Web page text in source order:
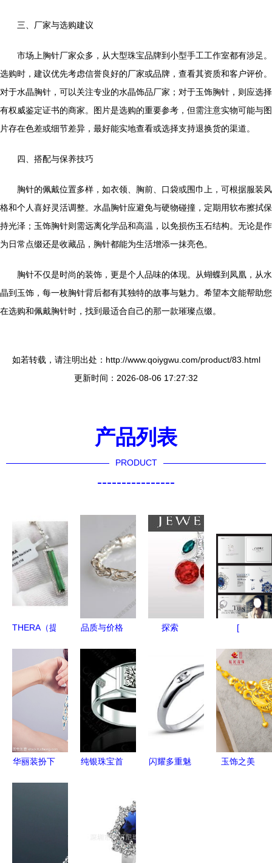
三、厂家与选购建议
市场上胸针厂家众多，从大型珠宝品牌到小型手工工作室都有涉足。
选购时，建议优先考虑信誉良好的厂家或品牌，查看其资质和客户评价。
对于水晶胸针，可以关注专业的水晶饰品厂家；对于玉饰胸针，则应选择
有权威鉴定证书的商家。图片是选购的重要参考，但需注意实物可能与图
片存在色差或细节差异，最好能实地查看或选择支持退换货的渠道。
四、搭配与保养技巧
胸针的佩戴位置多样，如衣领、胸前、口袋或围巾上，可根据服装风
格和个人喜好灵活调整。水晶胸针应避免与硬物碰撞，定期用软布擦拭保
持光泽；玉饰胸针则需远离化学品和高温，以免损伤玉石结构。无论是作
为日常点缀还是收藏品，胸针都能为生活增添一抹亮色。
胸针不仅是时尚的装饰，更是个人品味的体现。从蝴蝶到凤凰，从水
晶到玉饰，每一枚胸针背后都有其独特的故事与魅力。希望本文能帮助您
在选购和佩戴胸针时，找到最适合自己的那一款璀璨点缀。
如若转载，请注明出处：http://www.qoiygwu.com/product/83.html
更新时间：2026-08-06 17:27:32
产品列表
PRODUCT
----------------
THERA（提
厂店 亚马
逊上的珠宝
品质与价格
深圳市宝安
区西乡大宝
首饰批发
部，带你遇
见925银饰
新星“龙头
探索
$19起体验
施华洛世奇
珠宝
[
华丽装扮下
纯银珠宝首
逸首饰厂
——匠心铸
就品质美学
闪耀多重魅
玉饰之美